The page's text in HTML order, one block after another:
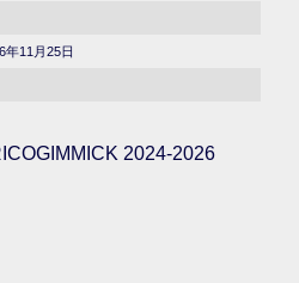
年11月25日
2024-2026